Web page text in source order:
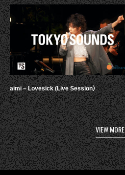
aimi – Lovesick (Live Session）
VIEW MORE